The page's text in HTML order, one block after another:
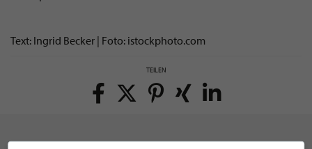
Text: Ingrid Becker | Foto: istockphoto.com
TEILEN